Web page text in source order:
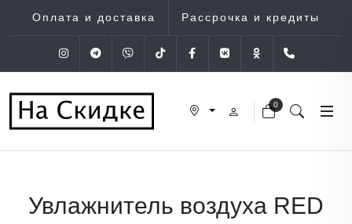
Оплата и доставка Рассрочка и кредиты
InstagramTelegram
Viber Tik-Tok Facebook
VK OK
0
Увлажнитель воздуха RED